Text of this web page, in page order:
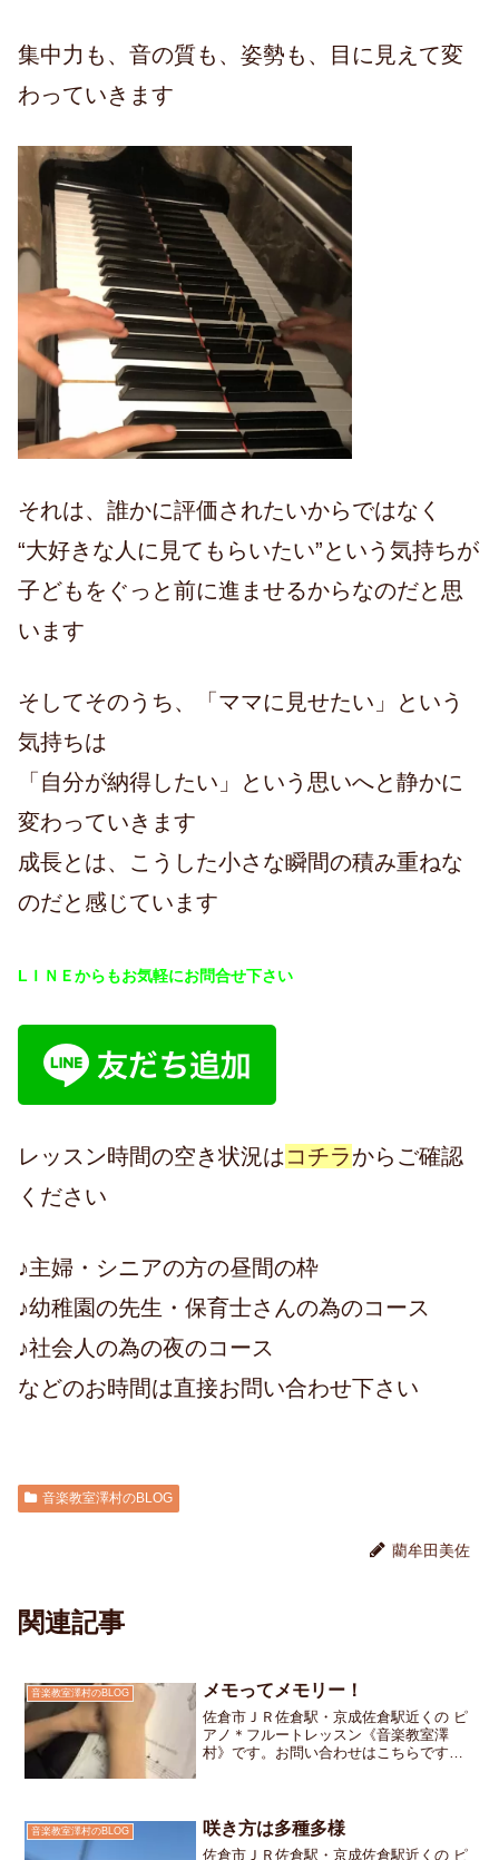
集中力も、音の質も、姿勢も、目に見えて変
わっていきます
それは、誰かに評価されたいからではなく
“大好きな人に見てもらいたい”という気持ちが
子どもをぐっと前に進ませるからなのだと思
います
そしてそのうち、「ママに見せたい」という
気持ちは
「自分が納得したい」という思いへと静かに
変わっていきます
成長とは、こうした小さな瞬間の積み重ねな
のだと感じています
LＩＮＥからもお気軽にお問合せ下さい
レッスン時間の空き状況は コチラからご確認
ください
♪主婦・シニアの方の昼間の枠
♪幼稚園の先生・保育士さんの為のコース
♪社会人の為の夜のコース
などのお時間は直接お問い合わせ下さい
音楽教室澤村のBLOG
藺牟田美佐
関連記事
音楽教室澤村のBLOG メモってメモリー！
佐倉市ＪＲ佐倉駅・京成佐倉駅近くの ピ
アノ＊フルートレッスン《音楽教室澤
村》です。お問い合わせはこちらです
した難所がありますそれは─...
音楽教室澤村のBLOG 咲き方は多種多様
佐倉市ＪＲ佐倉駅・京成佐倉駅近くの ピ